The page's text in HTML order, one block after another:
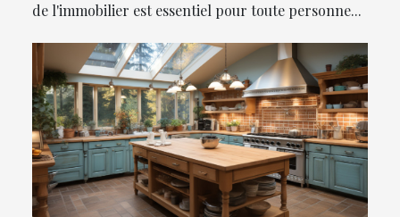
de l'immobilier est essentiel pour toute personne...